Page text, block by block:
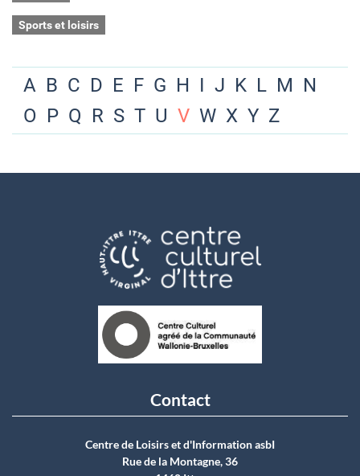
Sports et loisirs
A B C D E F G H I J K L M N
O P Q R S T U V W X Y Z
Contact
Centre de Loisirs et d'Information asbI
Rue de la Montagne, 36